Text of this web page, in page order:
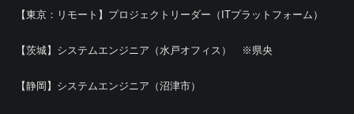
【東京：リモート】プロジェクトリーダー（ITプラットフォーム）
【茨城】システムエンジニア（水戸オフィス） ※県央
【静岡】システムエンジニア（沼津市）